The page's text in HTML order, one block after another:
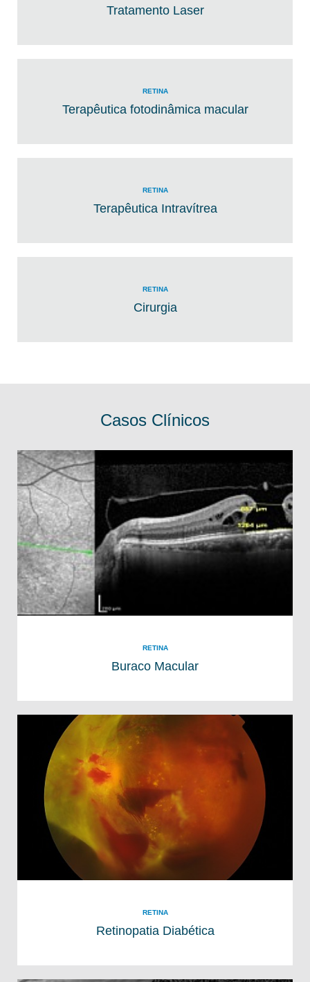
Tratamento Laser
RETINA
Terapêutica fotodinâmica macular
RETINA
Terapêutica Intravítrea
RETINA
Cirurgia
Casos Clínicos
RETINA
Buraco Macular
RETINA
Retinopatia Diabética